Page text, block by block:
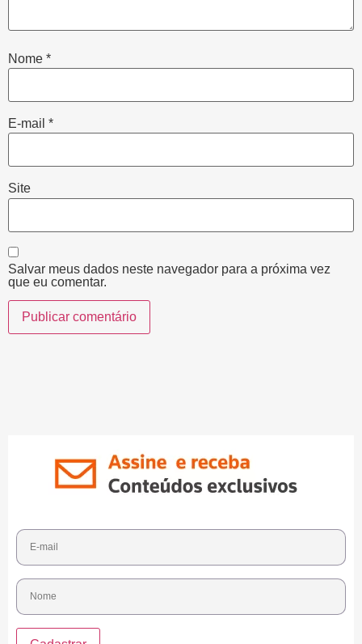
Nome *
E-mail *
Site
Salvar meus dados neste navegador para a próxima vez
que eu comentar.